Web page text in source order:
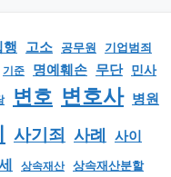
행 고소 공무원 기업범죄
기준 명예훼손 무단 민사
변호 변호사 병원
사기죄 사례 사이
상속재산 상속재산분할